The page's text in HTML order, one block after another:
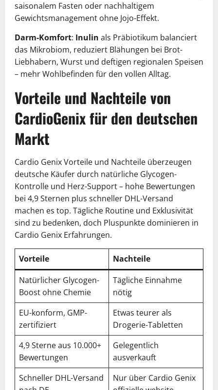
saisonalem Fasten oder nachhaltigem
Gewichtsmanagement ohne Jojo-Effekt.
Darm-Komfort: Inulin als Präbiotikum balanciert
das Mikrobiom, reduziert Blähungen bei Brot-
Liebhabern, Wurst und deftigen regionalen Speisen
– mehr Wohlbefinden für den vollen Alltag.
Vorteile und Nachteile von
CardioGenix für den deutschen
Markt
Cardio Genix Vorteile und Nachteile überzeugen
deutsche Käufer durch natürliche Glycogen-
Kontrolle und Herz-Support – hohe Bewertungen
bei 4,9 Sternen plus schneller DHL-Versand
machen es top. Tägliche Routine und Exklusivität
sind zu bedenken, doch Pluspunkte dominieren in
Cardio Genix Erfahrungen.
Vorteile
Nachteile
Natürlicher Glycogen-
Boost ohne Chemie
Tägliche Einnahme
nötig
EU-konform, GMP-
zertifiziert
Etwas teurer als
Drogerie-Tabletten
4,9 Sterne aus 10.000+
Bewertungen
Gelegentlich
ausverkauft
Schneller DHL-Versand
Nur über Cardio Genix